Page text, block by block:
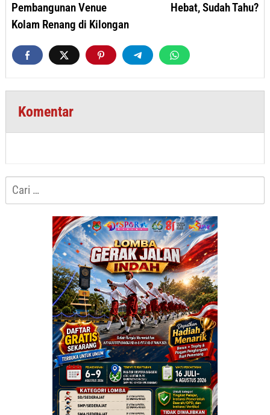
Pembangunan Venue
Kolam Renang di Kilongan
Hebat, Sudah Tahu?
Komentar
Cari
untuk: